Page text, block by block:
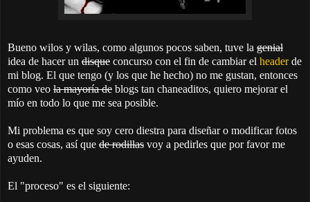
Bueno wilos y wilas, como algunos pocos saben, tuve la genial
idea de hacer un disque concurso con el fin de cambiar el headerde
mi blog. El que tengo (y los que he hecho) no me gustan, entonces
como veo la mayoría de blogs tan chaneaditos, quiero mejorar el
mío en todo lo que me sea posible.
Mi problema es que soy cero diestra para diseñar o modificar fotos
o esas cosas, así que de rodillas voy a pedirles que por favor me
ayuden.
El "proceso" es el siguiente: